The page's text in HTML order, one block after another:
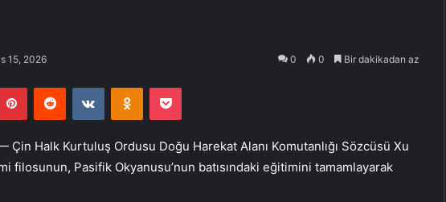
15, 2026 0 0 Bir dakikadan az
PinterestReddit VKontakteOdnoklassniki
Pocket
Çin Halk Kurtuluş Ordusu Doğu Harekat Alanı Komutanlığı Sözcüsü Xu
filosunun, Pasifik Okyanusu’nun batısındaki eğitimini tamamlayarak